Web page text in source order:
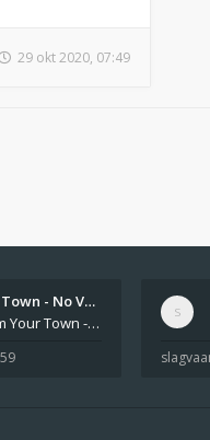
29 okt 2020, 07:49
Girls From Your Town - No Ver…
Private Girls From Your Town - No Selfie - Anonymous Casual Dating https://PrivateLadyEscorts.com Private Lady In